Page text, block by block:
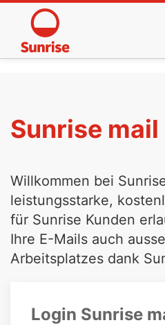
Sunrise mail
Willkommen bei
leistungsstarke,
für Sunrise Kunden
Ihre E-Mails auch
Arbeitsplatzes dank
Login Sunrise